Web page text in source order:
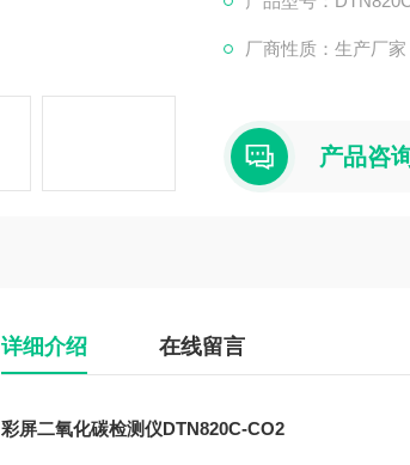
厂商性质：生产厂家
产品咨
详细介绍 在线留言
彩屏二氧化碳检测仪DTN820C-CO2